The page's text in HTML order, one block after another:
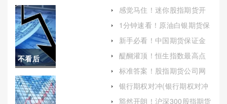
不看后
悔！同花
顺期货白
感觉马住！迷你股指期货开
的交易量）
1分钟速看！原油白银期货保
期货市场)
新手必看！中国期货保证金
与稳定)
醍醐灌顶！恒生指数最高点
标准答案！股指期货公司网
启投资之旅）
银行期权对冲(银行期权对冲
豁然开朗！沪深300股指期货